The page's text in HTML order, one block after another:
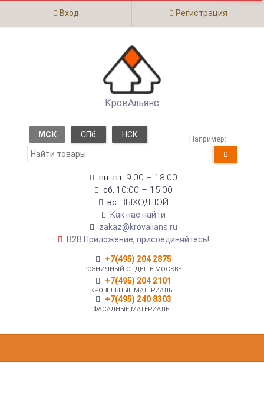
Вход Регистрация
КровАльянс
МСК СПб НСК Например:
пн.-пт. 9:00 – 18:00
сб. 10:00 – 15:00
вс. ВЫХОДНОЙ
Как нас найти
zakaz@krovalians.ru
B2B Приложение, присоединяйтесь!
+7(495) 204 2875
РОЗНИЧНЫЙ ОТДЕЛ В МОСКВЕ
+7(495) 204 2101
КРОВЕЛЬНЫЕ МАТЕРИАЛЫ
+7(495) 240 8303
ФАСАДНЫЕ МАТЕРИАЛЫ